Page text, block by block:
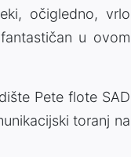
očigledno, vrlo
u ovom
Pete flote SAD
toranj na